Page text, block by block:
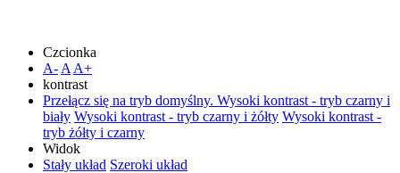
Czcionka
A- A A+
kontrast
Przełącz się na tryb domyślny. Wysoki kontrast - tryb czarny i
biały Wysoki kontrast - tryb czarny i żółty Wysoki kontrast -
tryb żółty i czarny
Widok
Stały układ Szeroki układ